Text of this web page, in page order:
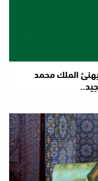
الملك محمد